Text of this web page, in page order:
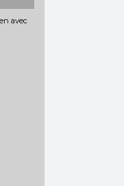
avec